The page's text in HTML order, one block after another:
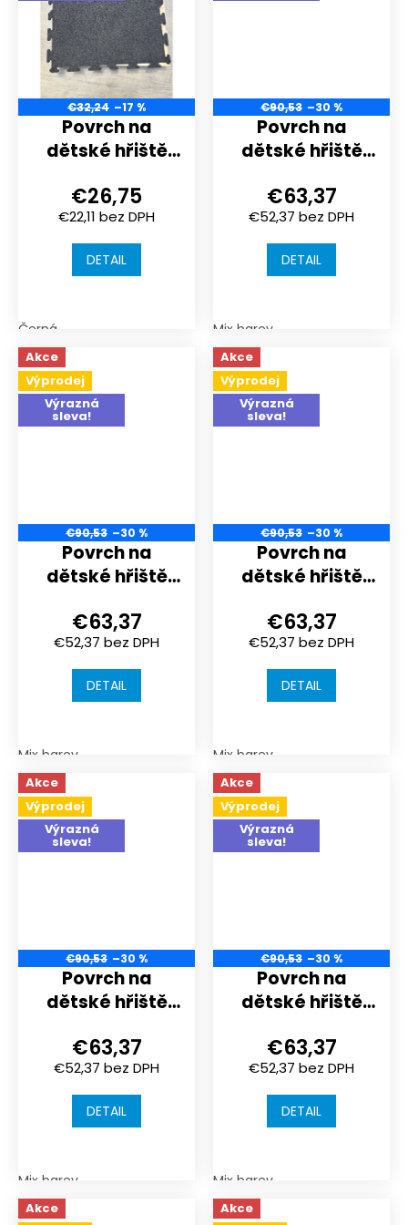
€32,24 –17 %
Povrch na
dětské hřiště
sportoviště |
1000x1000x18
mm | spojení
puzzle
€22,11 bez DPH
€26,75
DETAIL
Černá
€90,53 –30 %
Povrch na
dětské hřiště
sportoviště |
1000x1000x30
mm | spojení
puzzle
€52,37 bez DPH
€63,37
DETAIL
Mix barev
Akce
Výprodej
Výrazná
sleva!
€90,53 –30 %
Povrch na
dětské hřiště
sportoviště |
1000x1000x30
mm | spojení
puzzle
€52,37 bez DPH
€63,37
DETAIL
Mix barev
Akce
Výprodej
Výrazná
sleva!
€90,53 –30 %
Povrch na
dětské hřiště
sportoviště |
1000x1000x30
mm | spojení
puzzle
€52,37 bez DPH
€63,37
DETAIL
Mix barev
Akce
Výprodej
Výrazná
sleva!
€90,53 –30 %
Povrch na
dětské hřiště
sportoviště |
1000x1000x30
mm | spojení
puzzle
€52,37 bez DPH
€63,37
DETAIL
Mix barev
Akce
Výprodej
Výrazná
sleva!
€90,53 –30 %
Povrch na
dětské hřiště
sportoviště |
1000x1000x30
mm | spojení
puzzle
€52,37 bez DPH
€63,37
DETAIL
Mix barev
Akce
Akce